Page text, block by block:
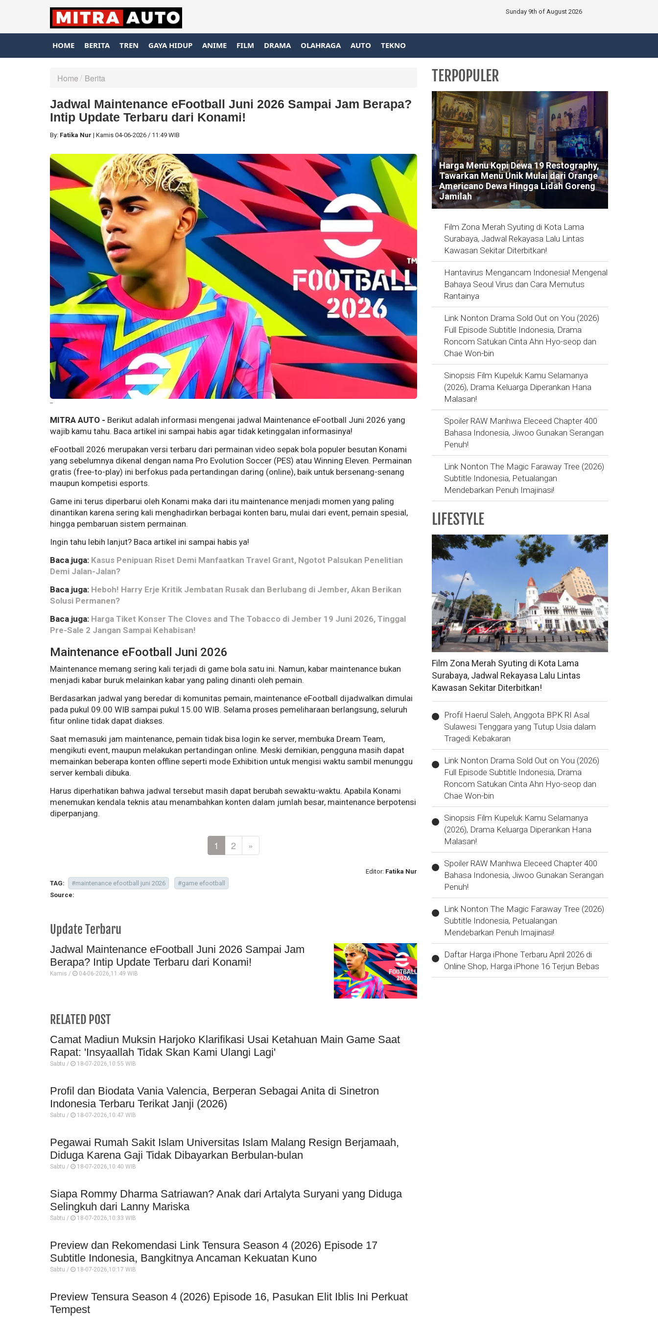
Sunday 9th of August 2026
HOME BERITA TREN GAYA HIDUP ANIME FILM DRAMA OLAHRAGA AUTO TEKNO
Home Berita
Jadwal Maintenance eFootball Juni 2026 Sampai Jam Berapa?
Intip Update Terbaru dari Konami!
By: Fatika Nur | Kamis 04-06-2026 / 11:49 WIB
--
MITRA AUTO - Berikut adalah informasi mengenai jadwal Maintenance eFootball Juni 2026 yang
wajib kamu tahu. Baca artikel ini sampai habis agar tidak ketinggalan informasinya!
eFootball 2026 merupakan versi terbaru dari permainan video sepak bola populer besutan Konami
yang sebelumnya dikenal dengan nama Pro Evolution Soccer (PES) atau Winning Eleven. Permainan
gratis (free-to-play) ini berfokus pada pertandingan daring (online), baik untuk bersenang-senang
maupun kompetisi esports.
Game ini terus diperbarui oleh Konami maka dari itu maintenance menjadi momen yang paling
dinantikan karena sering kali menghadirkan berbagai konten baru, mulai dari event, pemain spesial,
hingga pembaruan sistem permainan.
Ingin tahu lebih lanjut? Baca artikel ini sampai habis ya!
Baca juga: Kasus Penipuan Riset Demi Manfaatkan Travel Grant, Ngotot Palsukan Penelitian
Demi Jalan-Jalan?
Baca juga: Heboh! Harry Erje Kritik Jembatan Rusak dan Berlubang di Jember, Akan Berikan
Solusi Permanen?
Baca juga: Harga Tiket Konser The Cloves and The Tobacco di Jember 19 Juni 2026, Tinggal
Pre-Sale 2 Jangan Sampai Kehabisan!
Maintenance eFootball Juni 2026
Maintenance memang sering kali terjadi di game bola satu ini. Namun, kabar maintenance bukan
menjadi kabar buruk melainkan kabar yang paling dinanti oleh pemain.
Berdasarkan jadwal yang beredar di komunitas pemain, maintenance eFootball dijadwalkan dimulai
pada pukul 09.00 WIB sampai pukul 15.00 WIB. Selama proses pemeliharaan berlangsung, seluruh
fitur online tidak dapat diakses.
Saat memasuki jam maintenance, pemain tidak bisa login ke server, membuka Dream Team,
mengikuti event, maupun melakukan pertandingan online. Meski demikian, pengguna masih dapat
memainkan beberapa konten offline seperti mode Exhibition untuk mengisi waktu sambil menunggu
server kembali dibuka.
Harus diperhatikan bahwa jadwal tersebut masih dapat berubah sewaktu-waktu. Apabila Konami
menemukan kendala teknis atau menambahkan konten dalam jumlah besar, maintenance berpotensi
diperpanjang.
1 2 »
Editor: Fatika Nur
TAG:
#maintenance efootball juni 2026
#game efootball
Source:
Update Terbaru
Jadwal Maintenance eFootball Juni 2026 Sampai Jam
Berapa? Intip Update Terbaru dari Konami!
Kamis / 04-06-2026,11:49 WIB
RELATED POST
Camat Madiun Muksin Harjoko Klarifikasi Usai Ketahuan Main Game Saat
Rapat: 'Insyaallah Tidak Skan Kami Ulangi Lagi'
Sabtu / 18-07-2026,10:55 WIB
Profil dan Biodata Vania Valencia, Berperan Sebagai Anita di Sinetron
Indonesia Terbaru Terikat Janji (2026)
Sabtu / 18-07-2026,10:47 WIB
Pegawai Rumah Sakit Islam Universitas Islam Malang Resign Berjamaah,
Diduga Karena Gaji Tidak Dibayarkan Berbulan-bulan
Sabtu / 18-07-2026,10:40 WIB
Siapa Rommy Dharma Satriawan? Anak dari Artalyta Suryani yang Diduga
Selingkuh dari Lanny Mariska
Sabtu / 18-07-2026,10:33 WIB
Preview dan Rekomendasi Link Tensura Season 4 (2026) Episode 17
Subtitle Indonesia, Bangkitnya Ancaman Kekuatan Kuno
Sabtu / 18-07-2026,10:17 WIB
Preview Tensura Season 4 (2026) Episode 16, Pasukan Elit Iblis Ini Perkuat
Tempest
TERPOPULER
Harga Menu Kopi Dewa 19 Restography,
Tawarkan Menu Unik Mulai dari Orange
Americano Dewa Hingga Lidah Goreng
Jamilah
Film Zona Merah Syuting di Kota Lama
Surabaya, Jadwal Rekayasa Lalu Lintas
Kawasan Sekitar Diterbitkan!
Hantavirus Mengancam Indonesia! Mengenal
Bahaya Seoul Virus dan Cara Memutus
Rantainya
Link Nonton Drama Sold Out on You (2026)
Full Episode Subtitle Indonesia, Drama
Roncom Satukan Cinta Ahn Hyo-seop dan
Chae Won-bin
Sinopsis Film Kupeluk Kamu Selamanya
(2026), Drama Keluarga Diperankan Hana
Malasan!
Spoiler RAW Manhwa Eleceed Chapter 400
Bahasa Indonesia, Jiwoo Gunakan Serangan
Penuh!
Link Nonton The Magic Faraway Tree (2026)
Subtitle Indonesia, Petualangan
Mendebarkan Penuh Imajinasi!
LIFESTYLE
Film Zona Merah Syuting di Kota Lama
Surabaya, Jadwal Rekayasa Lalu Lintas
Kawasan Sekitar Diterbitkan!
Profil Haerul Saleh, Anggota BPK RI Asal
Sulawesi Tenggara yang Tutup Usia dalam
Tragedi Kebakaran
Link Nonton Drama Sold Out on You (2026)
Full Episode Subtitle Indonesia, Drama
Roncom Satukan Cinta Ahn Hyo-seop dan
Chae Won-bin
Sinopsis Film Kupeluk Kamu Selamanya
(2026), Drama Keluarga Diperankan Hana
Malasan!
Spoiler RAW Manhwa Eleceed Chapter 400
Bahasa Indonesia, Jiwoo Gunakan Serangan
Penuh!
Link Nonton The Magic Faraway Tree (2026)
Subtitle Indonesia, Petualangan
Mendebarkan Penuh Imajinasi!
Daftar Harga iPhone Terbaru April 2026 di
Online Shop, Harga iPhone 16 Terjun Bebas